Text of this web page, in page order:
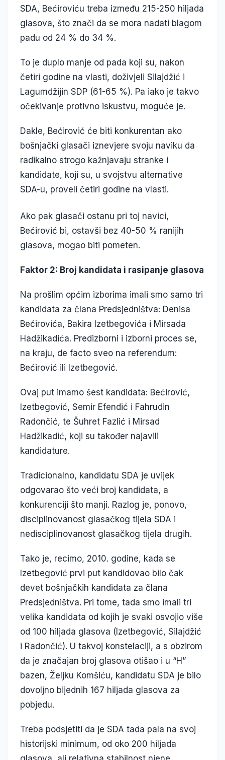
SDA, Bećiroviću treba između 215-250 hiljada
glasova, što znači da se mora nadati blagom
padu od 24 % do 34 %.
To je duplo manje od pada koji su, nakon
četiri godine na vlasti, doživjeli Silajdžić i
Lagumdžijin SDP (61-65 %). Pa iako je takvo
očekivanje protivno iskustvu, moguće je.
Dakle, Bećirović će biti konkurentan ako
bošnjački glasači iznevjere svoju naviku da
radikalno strogo kažnjavaju stranke i
kandidate, koji su, u svojstvu alternative
SDA-u, proveli četiri godine na vlasti.
Ako pak glasači ostanu pri toj navici,
Bećirović bi, ostavši bez 40-50 % ranijih
glasova, mogao biti pometen.
Faktor 2: Broj kandidata i rasipanje glasova
Na prošlim općim izborima imali smo samo tri
kandidata za člana Predsjedništva: Denisa
Bećirovića, Bakira Izetbegovića i Mirsada
Hadžikadića. Predizborni i izborni proces se,
na kraju, de facto sveo na referendum:
Bećirović ili Izetbegović.
Ovaj put imamo šest kandidata: Bećirović,
Izetbegović, Semir Efendić i Fahrudin
Radončić, te Šuhret Fazlić i Mirsad
Hadžikadić, koji su također najavili
kandidature.
Tradicionalno, kandidatu SDA je uvijek
odgovarao što veći broj kandidata, a
konkurenciji što manji. Razlog je, ponovo,
disciplinovanost glasačkog tijela SDA i
nedisciplinovanost glasačkog tijela drugih.
Tako je, recimo, 2010. godine, kada se
Izetbegović prvi put kandidovao bilo čak
devet bošnjačkih kandidata za člana
Predsjedništva. Pri tome, tada smo imali tri
velika kandidata od kojih je svaki osvojio više
od 100 hiljada glasova (Izetbegović, Silajdžić
i Radončić). U takvoj konstelaciji, a s obzirom
da je značajan broj glasova otišao i u “H”
bazen, Željku Komšiću, kandidatu SDA je bilo
dovoljno bijednih 167 hiljada glasova za
pobjedu.
Treba podsjetiti da je SDA tada pala na svoj
historijski minimum, od oko 200 hiljada